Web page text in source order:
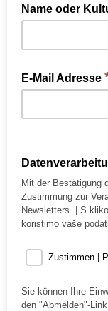
Name oder
E-Mail Adresse
Mit der Bestätigung
Zustimmung zur
Newsletters. | S
koristimo vaše
Zustimmen |
Sie können Ihre
den "Abmelden"-